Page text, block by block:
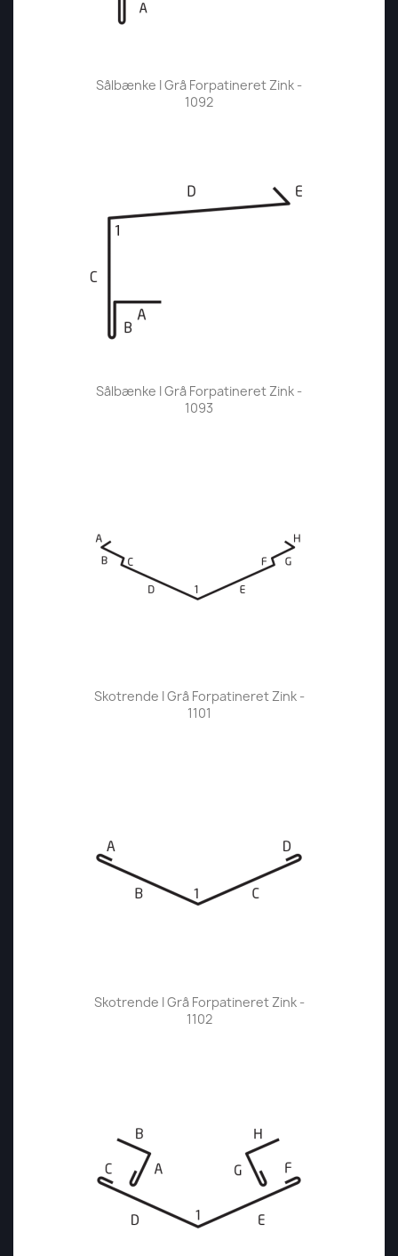
Sålbænke I Grå Forpatineret Zink -
1092
Sålbænke I Grå Forpatineret Zink -
1093
Skotrende I Grå Forpatineret Zink -
1101
Skotrende I Grå Forpatineret Zink -
1102